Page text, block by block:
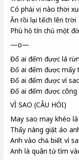
Có phải vị nào thời
Ăn rồi lại tếch lên trời
Phù hộ tín chủ một
—o—
Đố ai đếm được lá
Đố ai đếm được mấy
Đố ai đếm được vì
Đố ai đếm được
VÌ SAO (CÂU HỎI)
May sao may khéo
Thấy nàng giặt áo
Anh vào chả biết vì
Anh là quân tửtìm